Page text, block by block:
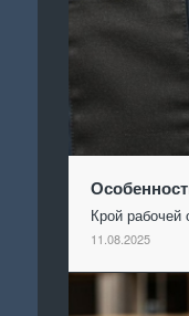
Крой
11.08.2025